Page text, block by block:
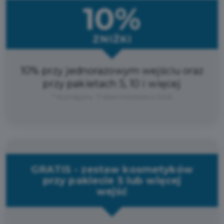
10%
ZNIŻKI
10% przy jednorazowym wejściu oraz
przy pakietach 5, 10 i więcej
GRATIS - zestaw kosmetyków
przy pakiecie 5 lub więcej
wejść